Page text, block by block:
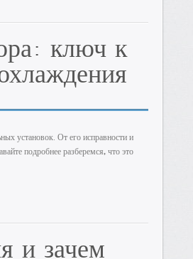
ключ к
установок. От его исправности и
подробнее разберемся, что это
и зачем